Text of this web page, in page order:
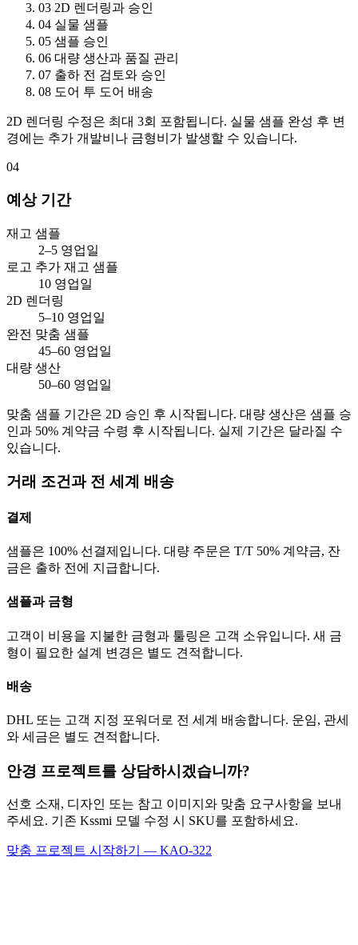
03 2D 렌더링과 승인
04 실물 샘플
05 샘플 승인
06 대량 생산과 품질 관리
07 출하 전 검토와 승인
08 도어 투 도어 배송
2D 렌더링 수정은 최대 3회 포함됩니다. 실물 샘플 완성 후 변
경에는 추가 개발비나 금형비가 발생할 수 있습니다.
04
예상 기간
재고 샘플
2–5 영업일
로고 추가 재고 샘플
10 영업일
2D 렌더링
5–10 영업일
완전 맞춤 샘플
45–60 영업일
대량 생산
50–60 영업일
맞춤 샘플 기간은 2D 승인 후 시작됩니다. 대량 생산은 샘플 승
인과 50% 계약금 수령 후 시작됩니다. 실제 기간은 달라질 수
있습니다.
거래 조건과 전 세계 배송
결제
샘플은 100% 선결제입니다. 대량 주문은 T/T 50% 계약금, 잔
금은 출하 전에 지급합니다.
샘플과 금형
고객이 비용을 지불한 금형과 툴링은 고객 소유입니다. 새 금
형이 필요한 설계 변경은 별도 견적합니다.
배송
DHL 또는 고객 지정 포워더로 전 세계 배송합니다. 운임, 관세
와 세금은 별도 견적합니다.
안경 프로젝트를 상담하시겠습니까?
선호 소재, 디자인 또는 참고 이미지와 맞춤 요구사항을 보내
주세요. 기존 Kssmi 모델 수정 시 SKU를 포함하세요.
맞춤 프로젝트 시작하기 — KAO-322